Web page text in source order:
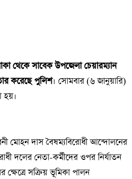
থেকে সাবেক উপজেলা চেয়ারম্যান
করেছে পুলিশ। সোমবার (৬ জানুয়ারি)
হয়।
মোহন দাস বৈষম্যবিরোধী আন্দোলনের
দলের নেতা-কর্মীদের ওপর নির্যাতন
ক্ষেত্রে সক্রিয় ভূমিকা পালন